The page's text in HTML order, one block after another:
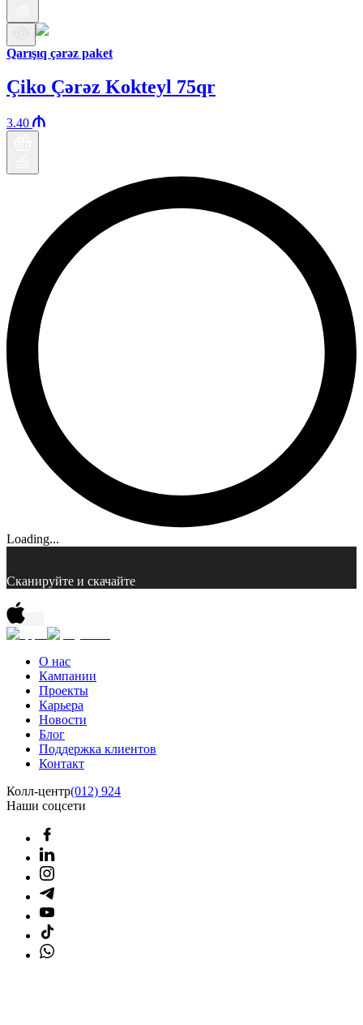
Qarışıq çərəz paket
Çiko Çərəz Kokteyl 75qr
3.40
Loading...
Сканируйте и скачайте
О нас
Кампании
Проекты
Карьера
Новости
Блог
Поддержка клиентов
Контакт
Колл-центр(012) 924
Наши соцсети